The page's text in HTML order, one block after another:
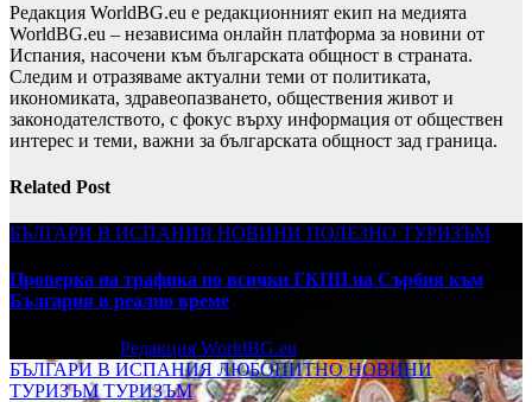
Редакция WorldBG.eu е редакционният екип на медията
WorldBG.eu – независима онлайн платформа за новини от
Испания, насочени към българската общност в страната.
Следим и отразяваме актуални теми от политиката,
икономиката, здравеопазването, обществения живот и
законодателството, с фокус върху информация от обществен
интерес и теми, важни за българската общност зад граница.
Related Post
БЪЛГАРИ В ИСПАНИЯ НОВИНИ ПОЛЕЗНО ТУРИЗЪМ
Проверка на трафика по всички ГКПП на Сърбия към
България в реално време
Редакция WorldBG.eu
БЪЛГАРИ В ИСПАНИЯ ЛЮБОПИТНОНОВИНИ
ТУРИЗЪМТУРИЗЪМ